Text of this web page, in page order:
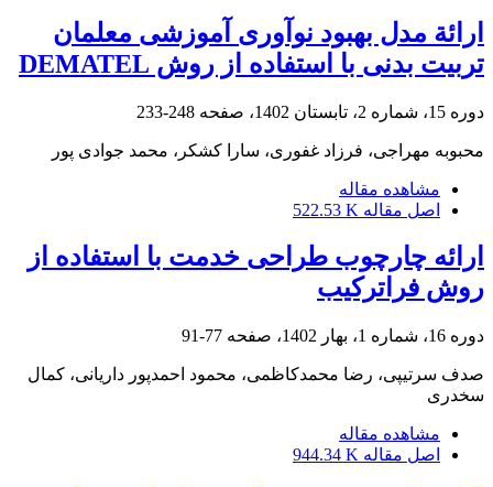
ارائة مدل بهبود نوآوری آموزشی معلمان
تربیت بدنی با استفاده از روش DEMATEL
دوره 15، شماره 2، تابستان 1402، صفحه 248-233
محبوبه مهراجی، فرزاد غفوری، سارا کشکر، محمد جوادی پور
مشاهده مقاله
اصل مقاله 522.53 K
ارائه چارچوب طراحی خدمت با استفاده از
روش فراترکیب
دوره 16، شماره 1، بهار 1402، صفحه 77-91
صدف سرتیپی، رضا محمدکاظمی، محمود احمدپور داریانی، کمال
سخدری
مشاهده مقاله
اصل مقاله 944.34 K